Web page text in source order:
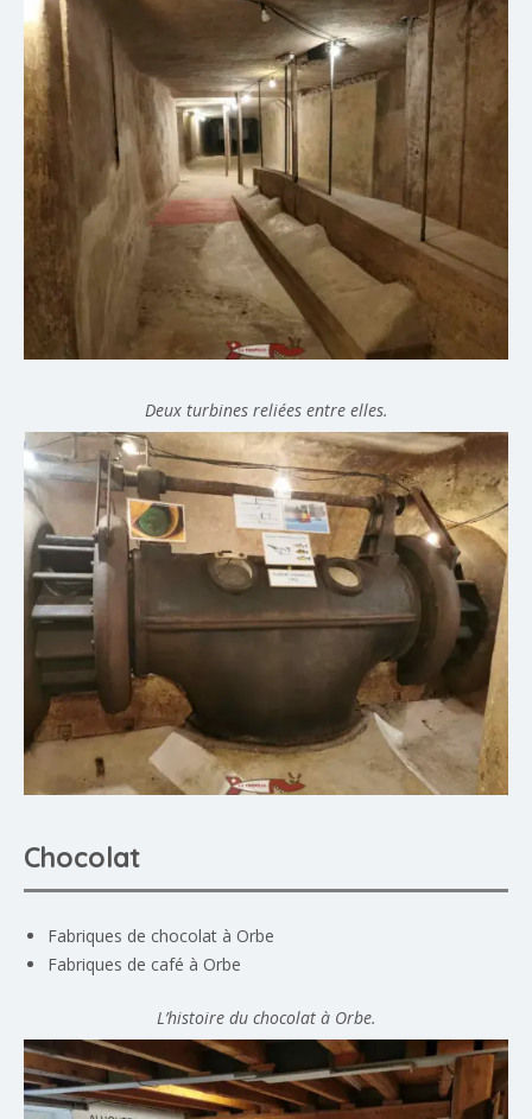
Deux turbines reliées entre elles.
Chocolat
Fabriques de chocolat à Orbe
Fabriques de café à Orbe
L’histoire du chocolat à Orbe.